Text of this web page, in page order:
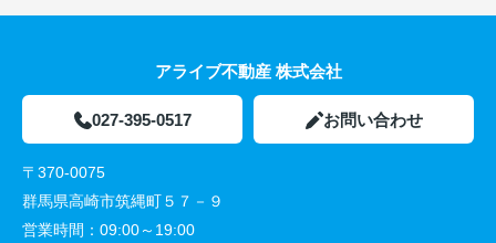
アライブ不動産 株式会社
027-395-0517 お問い合わせ
〒370-0075
群馬県高崎市筑縄町５７－９
営業時間： 09:00～19:00